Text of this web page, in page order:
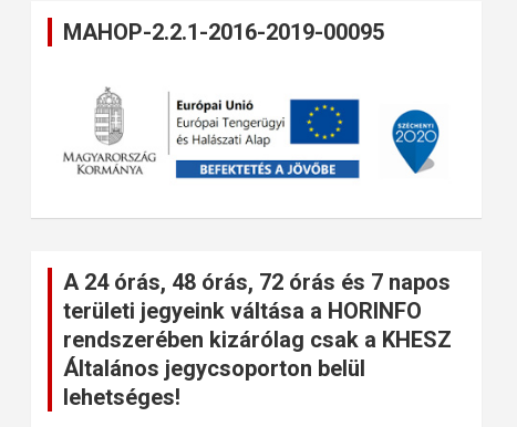
MAHOP-2.2.1-2016-2019-00095
A 24 órás, 48 órás, 72 órás és 7 napos
területi jegyeink váltása a HORINFO
rendszerében kizárólag csak a KHESZ
Általános jegycsoporton belül
lehetséges!